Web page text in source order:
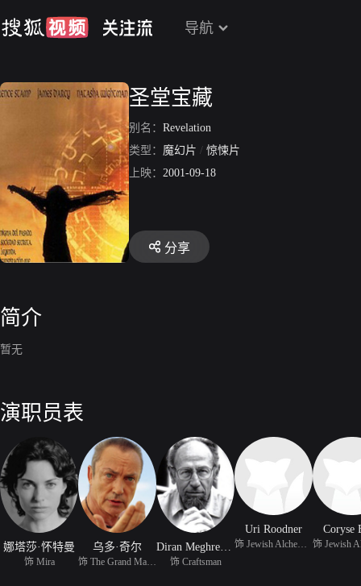
导航
圣堂宝藏
别名： Revelation
类型： 魔幻片 / 惊悚片
上映： 2001-09-18
分享
简介
暂无
演职员表
娜塔莎·怀特曼
饰 Mira
乌多·奇尔
饰 Craftsman
Uri Roodner
饰 Jewish Alchemist
Coryse